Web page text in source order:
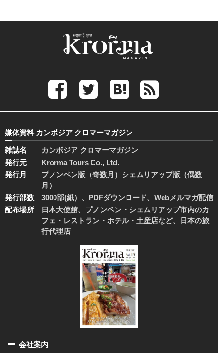
媒体資料 カンボジア クロマーマガジン
雑誌名
カンボジア クロマーマガジン
発行元
Krorma Tours Co., Ltd.
発行月
プノンペン版（奇数月）シェムリアップ版（偶数
月）
発行部数
3000部(紙）、PDFダウンロード、Webメルマガ配信
配布場所
日本大使館、プノンペン・シェムリアップ市内のカ
フェ・レストラン・ホテル・土産店など、日本の旅
行代理店
会社案内